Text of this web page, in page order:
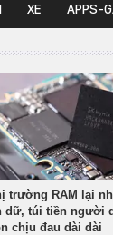
XE APPS-
trường RAM lại
dữ, túi tiền người
chịu đau dài dài